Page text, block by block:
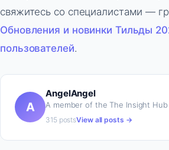
свяжитесь со специалистами —
Обновления и новинки Тильды
пользователей.
A
AngelAngel
A member of the The Insight Hub
315 postsView all posts →